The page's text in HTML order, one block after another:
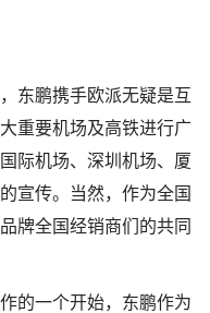
东鹏携手欧派无疑是互
重要机场及高铁进行广
际机场、深圳机场、厦
宣传。当然，作为全国
牌全国经销商们的共同
的一个开始，东鹏作为